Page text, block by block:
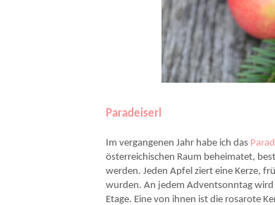
Paradeiserl
Im vergangenen Jahr habe ich das
österreichischen Raum beheimatet,
werden. Jeden Apfel ziert eine Kerze,
wurden. An jedem Adventsonntag
Etage. Eine von ihnen ist die rosarote